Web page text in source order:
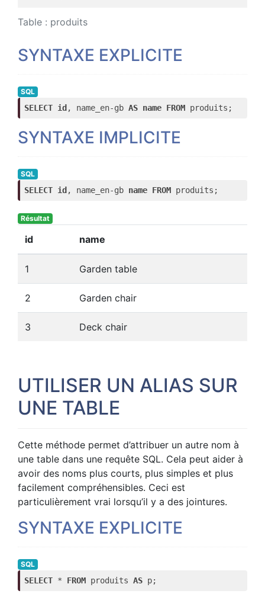
Table : produits
SYNTAXE EXPLICITE
SQL
SELECT id , name_en-gb AS name FROM produits;
SYNTAXE IMPLICITE
SQL
SELECT id , name_en-gb name FROM produits;
Résultat
id name
1 Garden table
2 Garden chair
3 Deck chair
UTILISER UN ALIAS SUR
UNE TABLE
Cette méthode permet d’attribuer un autre nom à
une table dans une requête SQL. Cela peut aider à
avoir des noms plus courts, plus simples et plus
facilement compréhensibles. Ceci est
particulièrement vrai lorsqu’il y a des jointures.
SYNTAXE EXPLICITE
SQL
SELECT * FROM produits AS p;